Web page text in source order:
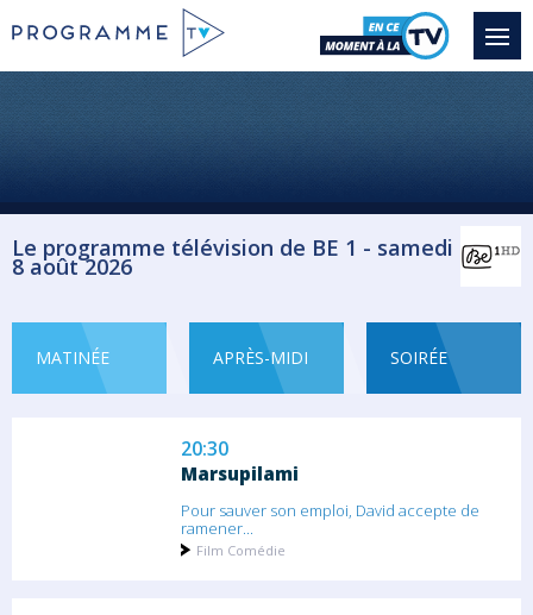
Le programme télévision de BE 1 - samedi
8 août 2026
MATINÉE APRÈS-MIDI SOIRÉE
19:00
Dark Winds
Saison 4 épisode 5
Leaphorn et Manuelito aident le FBI dans
une...
19:45
Les renseignements qu'a obtenus Chee
permettent...
Série/Feuilleton Western
20:30
Marsupilami
Pour sauver son emploi, David accepte de
ramener...
Film Comédie